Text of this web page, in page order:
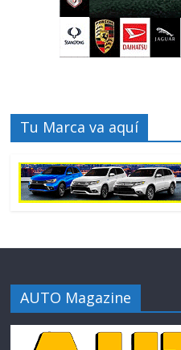
Tu Marca va aquí
AUTO Magazine